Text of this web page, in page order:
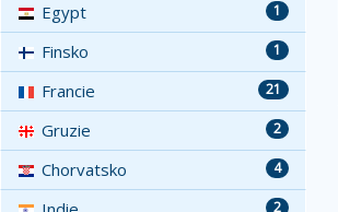
1
Egypt
1
Finsko
21
Francie
2
Gruzie
4
Chorvatsko
2